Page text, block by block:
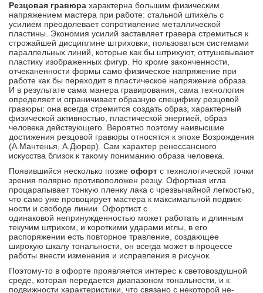
Резцовая гравюра характерна большим физиче­ским
напряжением мастера при работе: стальной штихель с
усилием преодолевает сопротивление металлической
пластины. Экономия усилий застав­ляет гравера стремиться к
строжайшей дисциплине штриховки, пользоваться системами
параллельных линий, которые как бы штрихуют, оттушевывают
пластику изображенных фигур. Но кроме закон­ченности,
отчеканенности формы само физическое напряжение при
работе как бы переходит в пла­стическое напряжение образа.
И в результате сама манера гравирования, сама технология
определяет и ограничивает образную специфику резцовой
гра­вюры: она всегда стремится создать образ, харак­терный
физической активностью, пластической энергией, образ
человека действующего. Вероятно поэтому наивысшие
достижения резцовой гравюры относятся к эпохе Возрождения
(А.Мантенья, А.Дюрер). Сам характер ренессансного
искусства близок к такому пониманию образа человека.
Появившийся несколько позже офорт с техно­логической точки
зрения полярно противоположен резцу. Офортная игла
процарапывает тонкую пленку лака с чрезвычайной легкостью,
что само уже провоцирует мастера к максимальной подвиж­
ности и свободе линии. Офортист с
одинаковой непринужденностью может работать и длинным
текучим штрихом, и короткими ударами иглы, в его
распоряжении есть повторное травление, соз­дающее
широкую шкалу тональности, он всегда может в процессе
работы внести изменения и ис­правления в рисунок.
Поэтому-то в офорте прояв­ляется интерес к световоздушной
среде, которая передается диапазоном тональности, и к
подвиж­ности характеристики, что связано с некоторой не­